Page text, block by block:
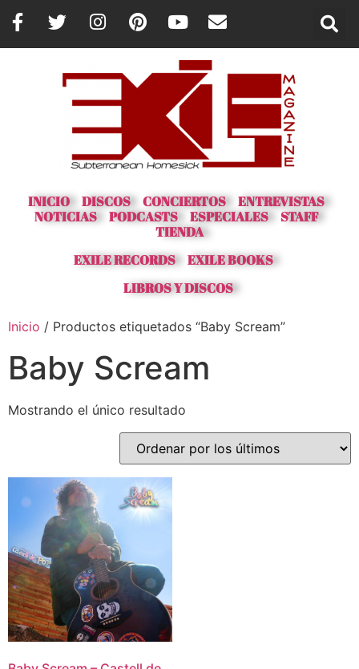
INICIO DISCOS CONCIERTOS
ENTREVISTAS
NOTICIAS
PODCASTS ESPECIALES
STAFF
TIENDA
EXILE RECORDS
EXILE BOOKS
LIBROS Y DISCOS
Inicio / Productos etiquetados “Baby Scream”
Baby Scream
Mostrando el único resultado